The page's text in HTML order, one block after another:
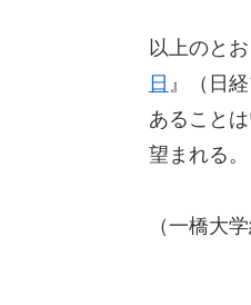
以上のと
日 』（日
あること
望まれる。
（一橋大